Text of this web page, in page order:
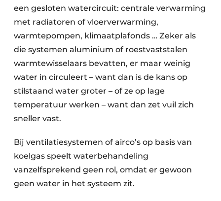
een gesloten watercircuit: centrale verwarming
met radiatoren of vloerverwarming,
warmtepompen, klimaatplafonds … Zeker als
die systemen aluminium of roestvaststalen
warmtewisselaars bevatten, er maar weinig
water in circuleert – want dan is de kans op
stilstaand water groter – of ze op lage
temperatuur werken – want dan zet vuil zich
sneller vast.
Bij ventilatiesystemen of airco’s op basis van
koelgas speelt waterbehandeling
vanzelfsprekend geen rol, omdat er gewoon
geen water in het systeem zit.